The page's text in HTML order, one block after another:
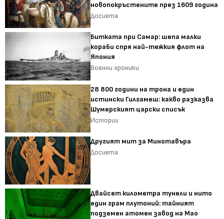
новопокръстените през 1609 година
Досиета
Битката при Самар: шепа малки
кораби спря най-тежкия флот на
Япония
Военни хроники
28 800 години на трона и един
истински Гилгамеш: какво разказва
Шумерският царски списък
Истории
Другият мит за Минотавъра
Досиета
Двайсет километра тунели и нито
един грам плутоний: тайният
подземен атомен завод на Мао